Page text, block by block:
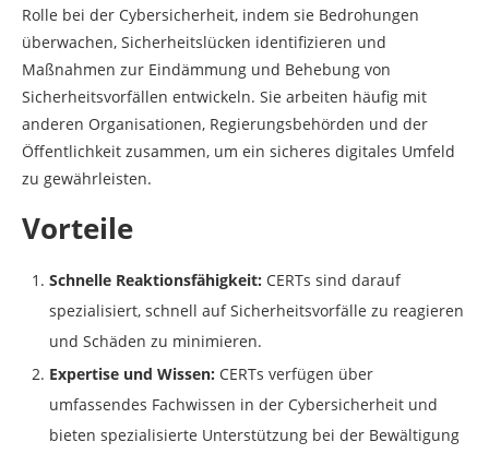
Rolle bei der Cybersicherheit, indem sie Bedrohungen
überwachen, Sicherheitslücken identifizieren und
Maßnahmen zur Eindämmung und Behebung von
Sicherheitsvorfällen entwickeln. Sie arbeiten häufig mit
anderen Organisationen, Regierungsbehörden und der
Öffentlichkeit zusammen, um ein sicheres digitales Umfeld
zu gewährleisten.
Vorteile
Schnelle Reaktionsfähigkeit: CERTs sind darauf
spezialisiert, schnell auf Sicherheitsvorfälle zu reagieren
und Schäden zu minimieren.
Expertise und Wissen: CERTs verfügen über
umfassendes Fachwissen in der Cybersicherheit und
bieten spezialisierte Unterstützung bei der Bewältigung